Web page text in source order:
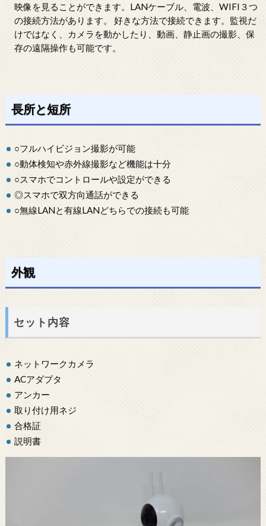
映像を見ることができます。LANケーブル、電波、WIFI３つ
の接続方法があります。 好きな方法で接続できます。監視だ
けではなく、カメラを動かしたり、動画、静止画の撮影、保
存の遠隔操作も可能です。
長所と短所
○フルハイビジョン撮影が可能
○動体検知や赤外線撮影など機能は十分
○スマホでコントロールや設定ができる
◎スマホで双方向通話ができる
○無線LANと有線LANどちらでの接続も可能
外観
セット内容
ネットワークカメラ
ACアダプタ
アンカー
取り付け用ネジ
合格証
説明書